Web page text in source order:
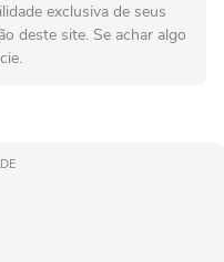
exclusiva de seus
deste site. Se achar algo